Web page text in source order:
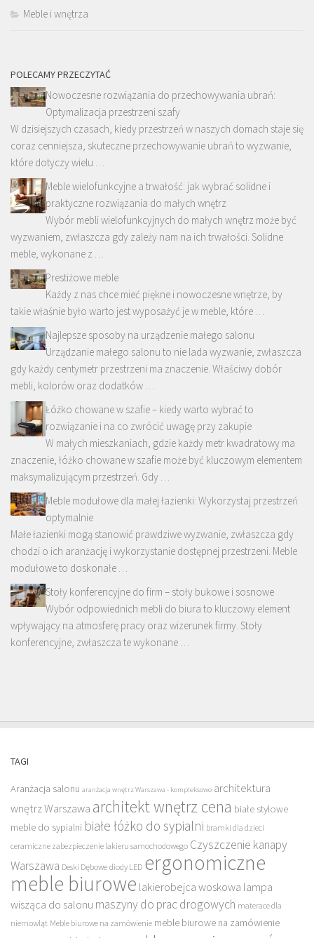
Meble i wnętrza
POLECAMY PRZECZYTAĆ
Nowoczesne rozwiązania do przechowywania ubrań:
Optymalizacja przestrzeni szafy
W dzisiejszych czasach, kiedy przestrzeń w naszych domach staje się
coraz cenniejsza, skuteczne przechowywanie ubrań to wyzwanie,
które dotyczy wielu …
Meble wielofunkcyjne a trwałość: jak wybrać solidne i
praktyczne rozwiązania do małych wnętrz
Wybór mebli wielofunkcyjnych do małych wnętrz może być
wyzwaniem, zwłaszcza gdy zależy nam na ich trwałości. Solidne
meble, wykonane z …
Prestiżowe meble
Każdy z nas chce mieć piękne i nowoczesne wnętrze, by
takie właśnie było warto jest wyposażyć je w meble, które …
Najlepsze sposoby na urządzenie małego salonu
Urządzanie małego salonu to nie lada wyzwanie, zwłaszcza
gdy każdy centymetr przestrzeni ma znaczenie. Właściwy dobór
mebli, kolorów oraz dodatków …
Łóżko chowane w szafie – kiedy warto wybrać to
rozwiązanie i na co zwrócić uwagę przy zakupie
W małych mieszkaniach, gdzie każdy metr kwadratowy ma
znaczenie, łóżko chowane w szafie może być kluczowym elementem
maksymalizującym przestrzeń. Gdy …
Meble modułowe dla małej łazienki: Wykorzystaj przestrzeń
optymalnie
Małe łazienki mogą stanowić prawdziwe wyzwanie, zwłaszcza gdy
chodzi o ich aranżację i wykorzystanie dostępnej przestrzeni. Meble
modułowe to doskonałe …
Stoły konferencyjne do firm – stoły bukowe i sosnowe
Wybór odpowiednich mebli do biura to kluczowy element
wpływający na atmosferę pracy oraz wizerunek firmy. Stoły
konferencyjne, zwłaszcza te wykonane …
TAGI
Aranżacja salonu aranżacja wnętrz Warszawa - kompleksowo architektura
wnętrz Warszawa architekt wnętrz cena białe stylowe
meble do sypialni białe łóżko do sypialni bramki dla dzieci
ceramiczne zabezpieczenie lakieru samochodowego Czyszczenie kanapy
Warszawa Deski Dębowe diody LED ergonomiczne
meble biurowe lakierobejca woskowa lampa
wisząca do salonu maszyny do prac drogowych materace dla
niemowląt Meble biurowe na zamówienie meble biurowe na zamówienie